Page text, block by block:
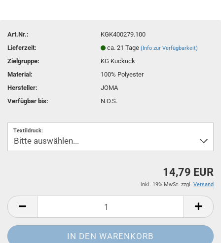
Art.Nr.:
KGK400279.100
Lieferzeit:
ca. 21 Tage(Info zur Verfügbarkeit)
Zielgruppe:
KG Kuckuck
Material:
100% Polyester
Hersteller:
JOMA
Verfügbar bis:
N.O.S.
Textildruck:
14,79 EUR
inkl. 19% MwSt. zzgl. Versand